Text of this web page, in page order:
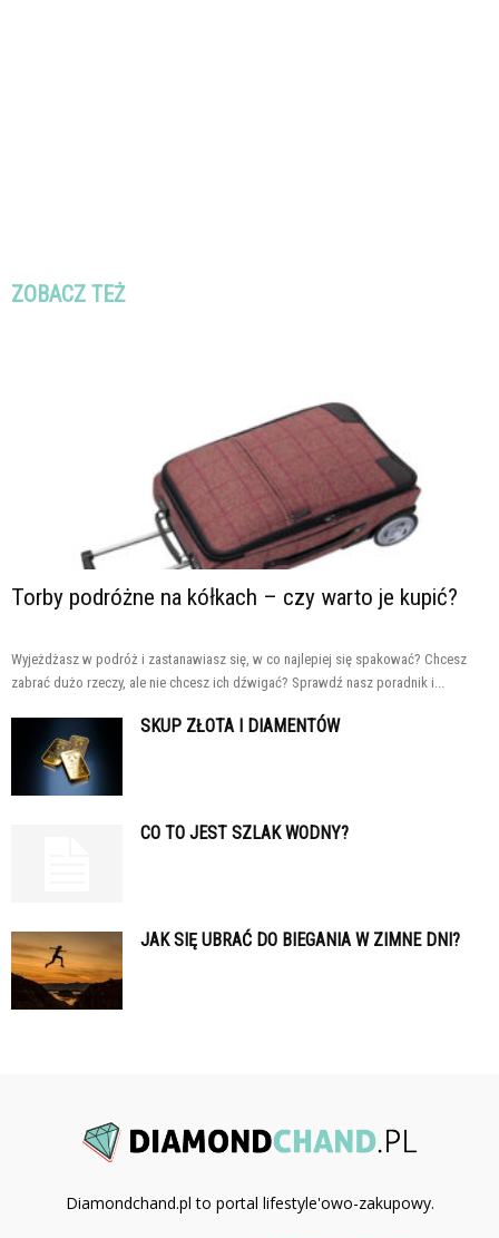
ZOBACZ TEŻ
Torby podróżne na kółkach – czy warto je kupić?
Wyjeżdżasz w podróż i zastanawiasz się, w co najlepiej się spakować? Chcesz
zabrać dużo rzeczy, ale nie chcesz ich dźwigać? Sprawdź nasz poradnik i...
SKUP ZŁOTA I DIAMENTÓW
CO TO JEST SZLAK WODNY?
JAK SIĘ UBRAĆ DO BIEGANIA W ZIMNE DNI?
Diamondchand.pl to portal lifestyle'owo-zakupowy.